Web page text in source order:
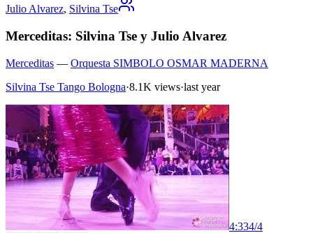
Julio Alvarez, Silvina Tse
Merceditas: Silvina Tse y Julio Alvarez
Merceditas — Orquesta SIMBOLO OSMAR MADERNA
Silvina Tse Tango Bologna·8.1K views·last year
4:334/4